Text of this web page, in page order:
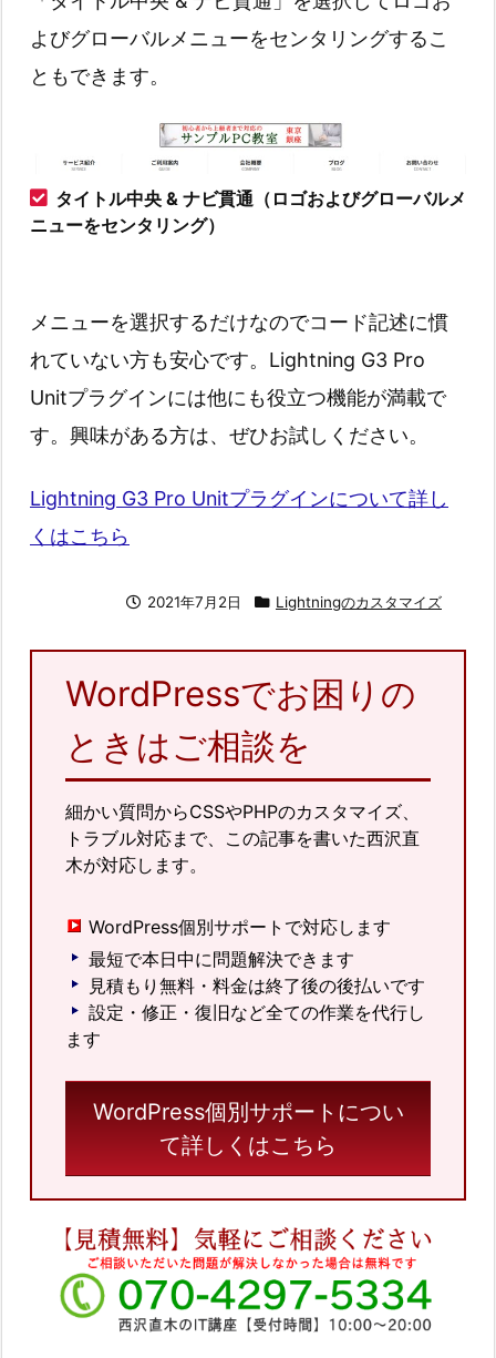
よびグローバルメニューをセンタリングするこ
ともできます。
タイトル中央 & ナビ貫通（ロゴおよびグローバルメ
ニューをセンタリング）
メニューを選択するだけなのでコード記述に慣
れていない方も安心です。Lightning G3 Pro
Unitプラグインには他にも役立つ機能が満載で
す。興味がある方は、ぜひお試しください。
Lightning G3 Pro Unitプラグインについて詳し
くはこちら
2021年7月2日 Lightningのカスタマイズ
WordPressでお困りの
ときはご相談を
細かい質問からCSSやPHPのカスタマイズ、
トラブル対応まで、この記事を書いた西沢直
木が対応します。
WordPress個別サポートで対応します
最短で本日中に問題解決できます
見積もり無料・料金は終了後の後払いです
設定・修正・復旧など全ての作業を代行し
ます
WordPress個別サポートについ
て詳しくはこちら